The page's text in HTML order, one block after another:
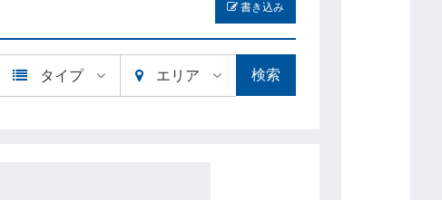
書き込み
タイプ エリア 検索